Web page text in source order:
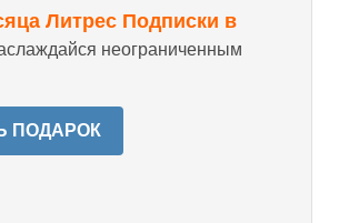
Литрес Подписки в
неограниченным
ПОДАРОК